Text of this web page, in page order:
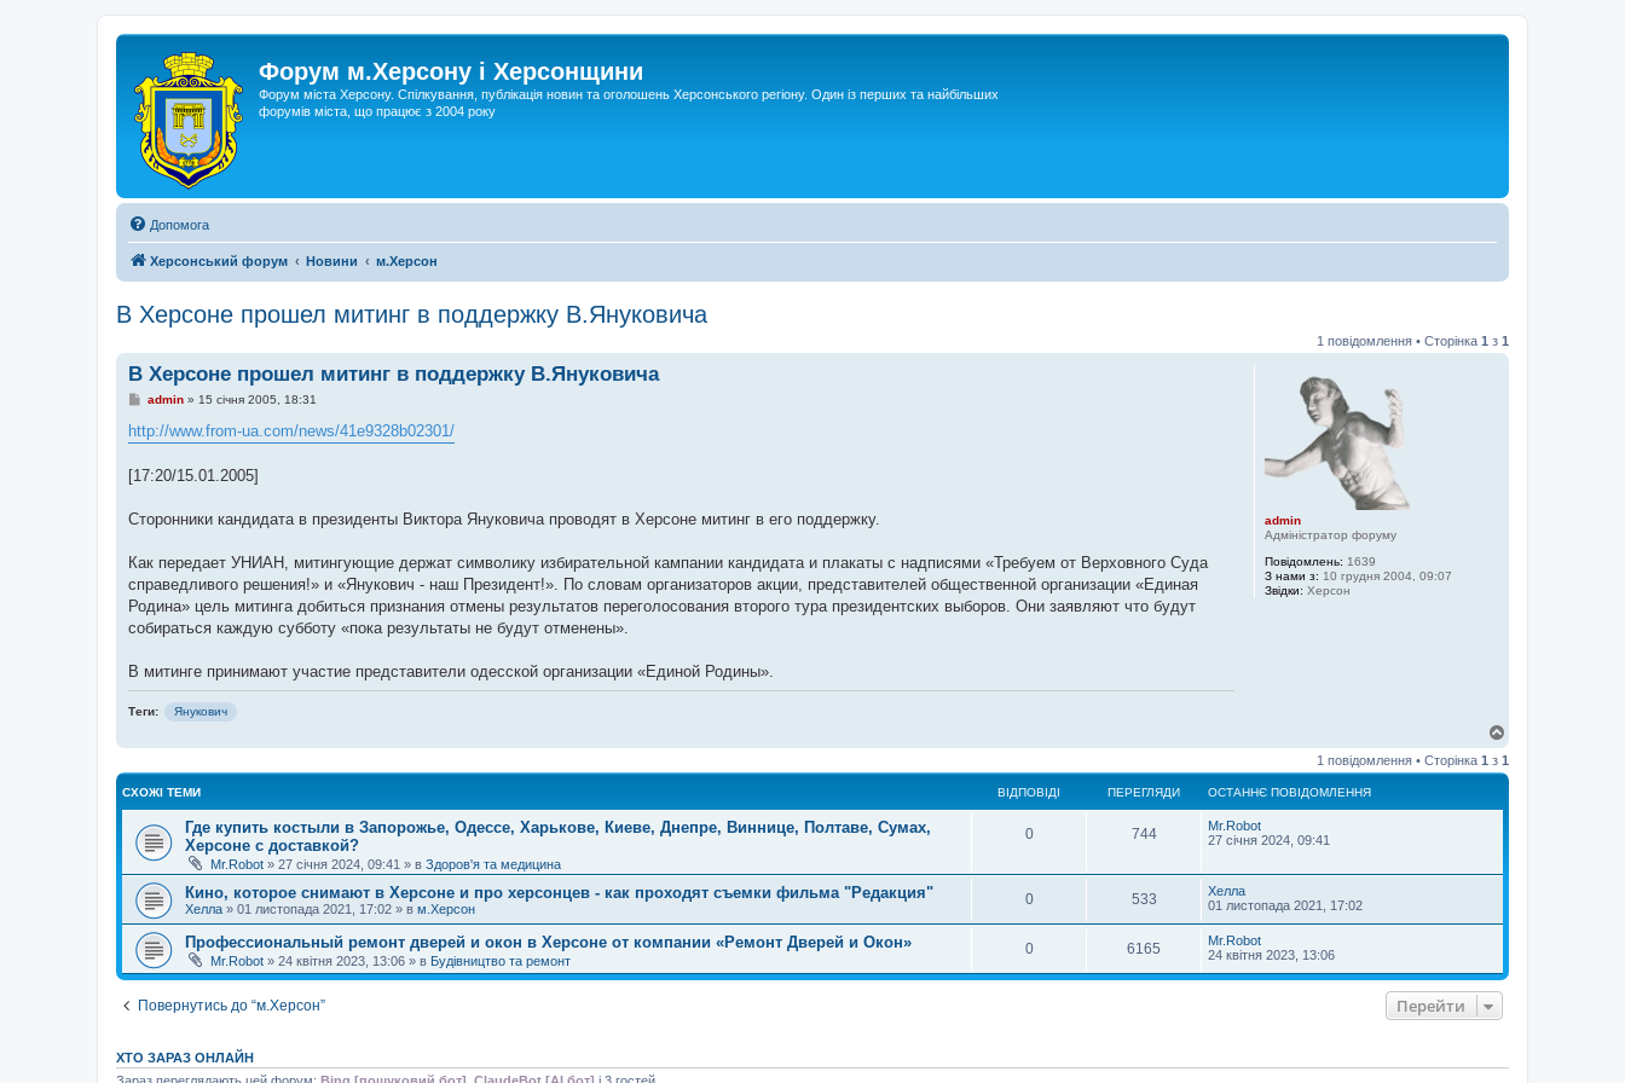
Форум м.Херсону і Херсонщини
Форум міста Херсону. Спілкування, публікація новин та оголошень Херсонського регіону. Один із перших та найбільших
форумів міста, що працює з 2004 року
Допомога
Херсонський форум Новини м.Херсон
В Херсоне прошел митинг в поддержку В.Януковича
1 повідомлення • Сторінка 1 з 1
admin
Адміністратор форуму
Повідомлень: 1639
З нами з: 10 грудня 2004, 09:07
Звідки: Херсон
В Херсоне прошел митинг в поддержку В.Януковича
П
в
і
о
м
е
н
я
admin» 15 січня 2005, 18:31
http://www.from-ua.com/news/41e9328b02301/
[17:20/15.01.2005]
Сторонники кандидата в президенты Виктора Януковича проводят в Херсоне митинг в его поддержку.
Как передает УНИАН, митингующие держат символику избирательной кампании кандидата и плакаты с надписями «Требуем от Верховного Суда
справедливого решения!» и «Янукович - наш Президент!». По словам организаторов акции, представителей общественной организации «Единая
Родина» цель митинга добиться признания отмены результатов переголосования второго тура президентских выборов. Они заявляют что будут
собираться каждую субботу «пока результаты не будут отменены».
В митинге принимают участие представители одесской организации «Единой Родины».
Теги: Янукович
г
о
1 повідомлення • Сторінка 1 з 1
СХОЖІ ТЕМИ ВІДПОВІДІ ПЕРЕГЛЯДИ ОСТАННЄ ПОВІДОМЛЕННЯ
Где купить костыли в Запорожье, Одессе, Харькове, Киеве, Днепре, Виннице, Полтаве, Сумах,
Херсоне с доставкой?
Mr.Robot » 27 січня 2024, 09:41 » в Здоров'я та медицина
0 744
Mr.Robot
27 січня 2024, 09:41
Кино, которое снимают в Херсоне и про херсонцев - как проходят съемки фильма "Редакция"
Хелла » 01 листопада 2021, 17:02 » в м.Херсон
0 533
Хелла
01 листопада 2021, 17:02
Профессиональный ремонт дверей и окон в Херсоне от компании «Ремонт Дверей и Окон»
Mr.Robot » 24 квітня 2023, 13:06 » в Будівництво та ремонт
0 6165
Mr.Robot
24 квітня 2023, 13:06
Повернутись до “м.Херсон” Перейти
ХТО ЗАРАЗ ОНЛАЙН